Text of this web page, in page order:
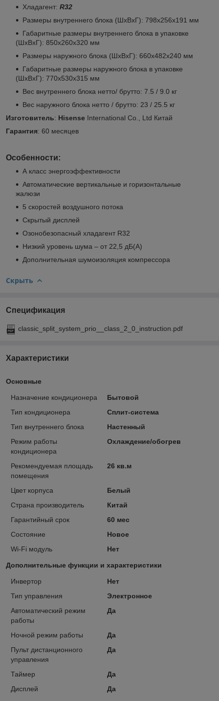
Хладагент: R32
Размеры внутреннего блока (ШхВхГ): 798х256х191 мм
Габаритные размеры внутреннего блока в упаковке
(ШxВxГ): 850x260x320 мм
Размеры наружного блока (ШхВхГ): 660x482x240 мм
Габаритные размеры наружного блока в упаковке
(ШxВxГ): 770х530х315 мм
Вес внутреннего блока нетто/ брутто: 7.5 / 9.0 кг
Вес наружного блока нетто / брутто: 23 / 25.5 кг
Изготовитель: Hisense International Co., Ltd Китай
Гарантия: 60 месяцев
Особенности:
А класс энергоэффективности
Автоматические вертикальные и горизонтальные
жалюзи
5 скоростей воздушного потока
Скрытый дисплей
Озонобезопасный хладагент R32
Низкий уровень шума – от 22,5 дБ(А)
Дополнительная шумоизоляция компрессора
Скрыть
Спецификация
classic_split_system_prio__class_2_0_instruction.pdf
Характеристики
Основные
Назначение кондиционера
Бытовой
Тип кондиционера
Сплит-система
Тип внутреннего блока
Настенный
Режим работы
кондиционера
Охлаждение/обогрев
Рекомендуемая площадь
помещения
26 кв.м
Цвет корпуса
Белый
Страна производитель
Китай
Гарантийный срок
60 мес
Состояние
Новое
Wi-Fi модуль
Нет
Дополнительные функции и характеристики
Инвертор
Нет
Тип управления
Электронное
Автоматический режим
работы
Да
Ночной режим работы
Да
Пульт дистанционного
управления
Да
Таймер
Да
Дисплей
Да